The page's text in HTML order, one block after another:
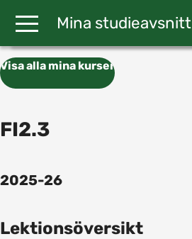
Mina studieavsnitt
Visa alla mina kurser
FI2.3
2025-26
Lektionsöversikt